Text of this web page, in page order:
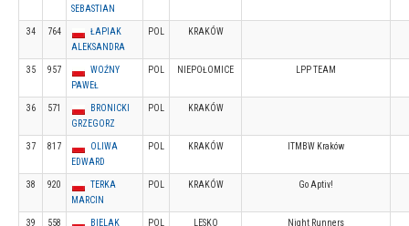
SEBASTIAN
34 764
ŁAPIAK
ALEKSANDRA
POL KRAKÓW
35 957
WOŹNY
PAWEŁ
POL NIEPOŁOMICE LPP TEAM
36 571
BRONICKI
GRZEGORZ
POL KRAKÓW
37 817
OLIWA
EDWARD
POL KRAKÓW ITMBW Kraków
38 920
TERKA
MARCIN
POL KRAKÓW Go Aptiv!
39 558
BIELAK
POL LESKO Night Runners